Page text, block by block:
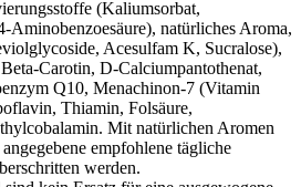
(Kaliumsorbat,
natürliches Aroma,
Acesulfam K, Sucralose),
Carotin, D-Calciumpantothenat,
Q10, Menachinon-7 (Vitamin
Thiamin, Folsäure,
Mit natürlichen Aromen
empfohlene tägliche
werden.